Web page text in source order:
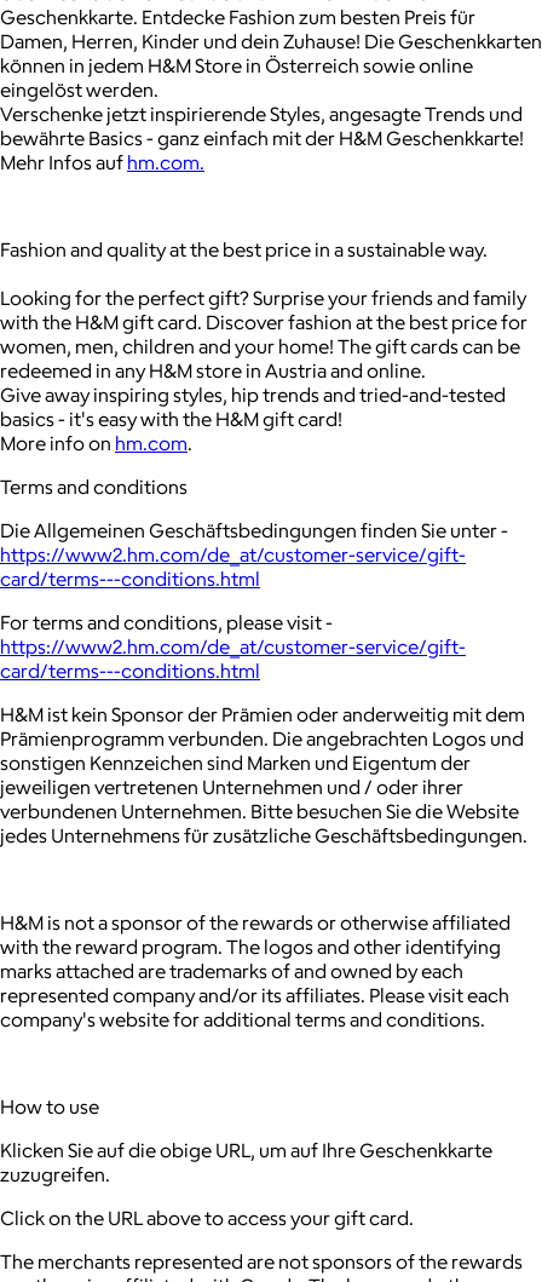
Geschenkkarte. Entdecke Fashion zum besten Preis für
Damen, Herren, Kinder und dein Zuhause! Die Geschenkkarten
können in jedem H&M Store in Österreich sowie online
eingelöst werden.
Verschenke jetzt inspirierende Styles, angesagte Trends und
bewährte Basics - ganz einfach mit der H&M Geschenkkarte!
Mehr Infos auf hm.com.
Fashion and quality at the best price in a sustainable way.
Looking for the perfect gift? Surprise your friends and family
with the H&M gift card. Discover fashion at the best price for
women, men, children and your home! The gift cards can be
redeemed in any H&M store in Austria and online.
Give away inspiring styles, hip trends and tried-and-tested
basics - it's easy with the H&M gift card!
More info on hm.com.
Terms and conditions
Die Allgemeinen Geschäftsbedingungen finden Sie unter -
https://www2.hm.com/de_at/customer-service/gift-
card/terms---conditions.html
For terms and conditions, please visit -
https://www2.hm.com/de_at/customer-service/gift-
card/terms---conditions.html
H&M ist kein Sponsor der Prämien oder anderweitig mit dem
Prämienprogramm verbunden. Die angebrachten Logos und
sonstigen Kennzeichen sind Marken und Eigentum der
jeweiligen vertretenen Unternehmen und / oder ihrer
verbundenen Unternehmen. Bitte besuchen Sie die Website
jedes Unternehmens für zusätzliche Geschäftsbedingungen.
H&M is not a sponsor of the rewards or otherwise affiliated
with the reward program. The logos and other identifying
marks attached are trademarks of and owned by each
represented company and/or its affiliates. Please visit each
company's website for additional terms and conditions.
How to use
Klicken Sie auf die obige URL, um auf Ihre Geschenkkarte
zuzugreifen.
Click on the URL above to access your gift card.
The merchants represented are not sponsors of the rewards